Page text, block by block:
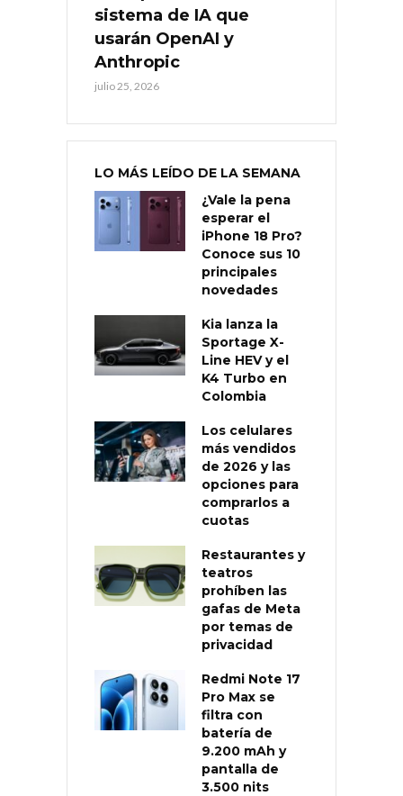
sistema de IA que
usarán OpenAI y
Anthropic
julio 25, 2026
LO MÁS LEÍDO DE LA SEMANA
¿Vale la pena
esperar el
iPhone 18 Pro?
Conoce sus 10
principales
novedades
Kia lanza la
Sportage X-
Line HEV y el
K4 Turbo en
Colombia
Los celulares
más vendidos
de 2026 y las
opciones para
comprarlos a
cuotas
Restaurantes y
teatros
prohíben las
gafas de Meta
por temas de
privacidad
Redmi Note 17
Pro Max se
filtra con
batería de
9.200 mAh y
pantalla de
3.500 nits